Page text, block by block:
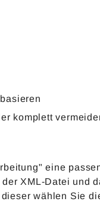
komplett
eine
XML-Datei und
wählen Sie